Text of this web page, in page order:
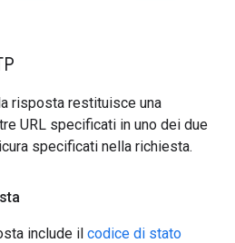
risposta restituisce una
URL specificati in uno dei due
specificati nella richiesta.
include il codice di stato